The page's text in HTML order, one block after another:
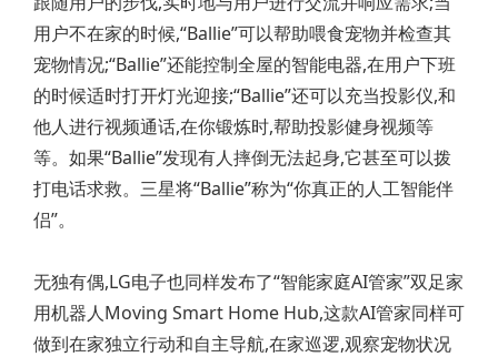
用户不在家的时候,“Ballie”可以帮助喂食宠物并检查其
宠物情况;“Ballie”还能控制全屋的智能电器,在用户下班
的时候适时打开灯光迎接;“Ballie”还可以充当投影仪,和
他人进行视频通话,在你锻炼时,帮助投影健身视频等
等。如果“Ballie”发现有人摔倒无法起身,它甚至可以拨
打电话求救。三星将“Ballie”称为“你真正的人工智能伴
侣”。
无独有偶,LG电子也同样发布了“智能家庭AI管家”双足家
用机器人Moving Smart Home Hub,这款AI管家同样可
做到在家独立行动和自主导航,在家巡逻,观察宠物状况